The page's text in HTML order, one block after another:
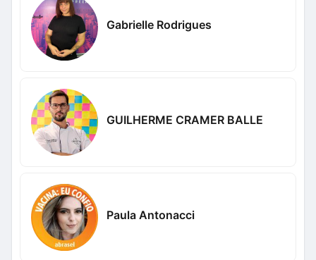
Gabrielle Rodrigues
GUILHERME CRAMER BALLE
Paula Antonacci